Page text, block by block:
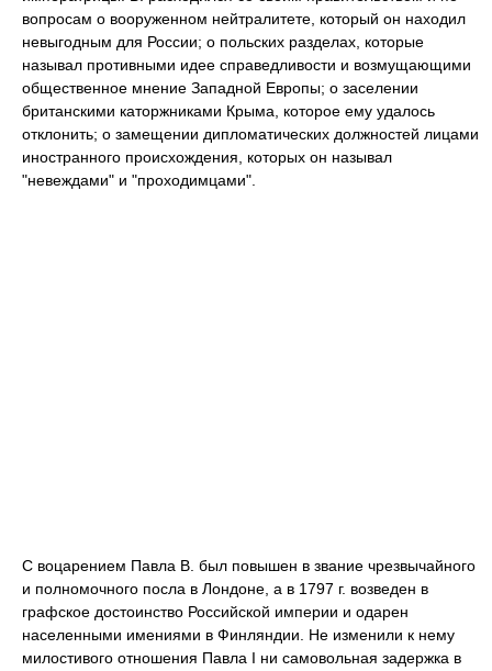
вопросам о вооруженном нейтралитете, который он находил
невыгодным для России; о польских разделах, которые
называл противными идее справедливости и возмущающими
общественное мнение Западной Европы; о заселении
британскими каторжниками Крыма, которое ему удалось
отклонить; о замещении дипломатических должностей лицами
иностранного происхождения, которых он называл
"невеждами" и "проходимцами".
С воцарением Павла В. был повышен в звание чрезвычайного
и полномочного посла в Лондоне, а в 1797 г. возведен в
графское достоинство Российской империи и одарен
населенными имениями в Финляндии. Не изменили к нему
милостивого отношения Павла I ни самовольная задержка в